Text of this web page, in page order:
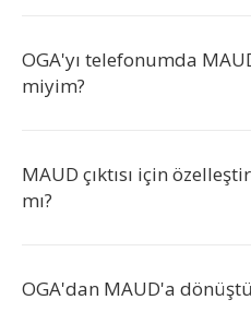
OGA'yı telefonumda
miyim?
MAUD çıktısı için
mı?
OGA'dan MAUD'a